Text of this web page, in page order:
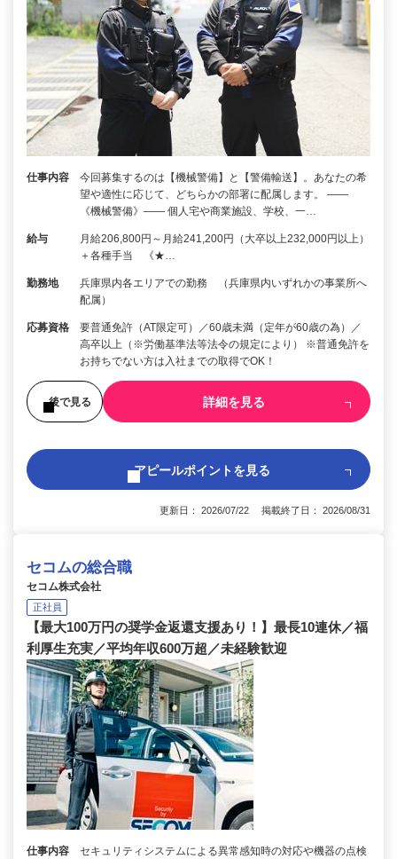
仕事内容
今回募集するのは【機械警備】と【警備輸送】。あなたの希
望や適性に応じて、どちらかの部署に配属します。 ――
《機械警備》―― 個人宅や商業施設、学校、一…
給与
月給206,800円～月給241,200円（大卒以上232,000円以上）
＋各種手当 《★…
勤務地
兵庫県内各エリアでの勤務 （兵庫県内いずれかの事業所へ
配属）
応募資格
要普通免許（AT限定可）／60歳未満（定年が60歳の為）／
高卒以上（※労働基準法等法令の規定により） ※普通免許を
お持ちでない方は入社までの取得でOK！
後で見る 詳細を見る
アピールポイントを見る
更新日： 2026/07/22 掲載終了日： 2026/08/31
セコムの総合職
セコム株式会社
正社員
【最大100万円の奨学金返還支援あり！】最長10連休／福
利厚生充実／平均年収600万超／未経験歓迎
仕事内容
セキュリティシステムによる異常感知時の対応や機器の点検